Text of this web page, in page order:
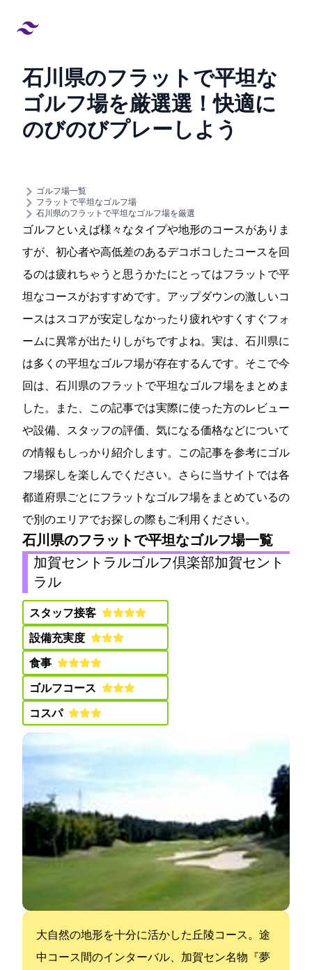
石川県のフラットで平坦な
ゴルフ場を厳選9選！快適に
のびのびプレーしよう
ゴルフ場一覧
フラットで平坦なゴルフ場
石川県のフラットで平坦なゴルフ場を厳選
ゴルフといえば様々なタイプや地形のコースがありま
すが、初心者や高低差のあるデコボコしたコースを回
るのは疲れちゃうと思うかたにとってはフラットで平
坦なコースがおすすめです。アップダウンの激しいコ
ースはスコアが安定しなかったり疲れやすくすぐフォ
ームに異常が出たりしがちですよね。実は、石川県に
は多くの平坦なゴルフ場が存在するんです。そこで今
回は、石川県のフラットで平坦なゴルフ場をまとめま
した。また、この記事では実際に使った方のレビュー
や設備、スタッフの評価、気になる価格などについて
の情報もしっかり紹介します。この記事を参考にゴル
フ場探しを楽しんでください。さらに当サイトでは各
都道府県ごとにフラットなゴルフ場をまとめているの
で別のエリアでお探しの際もご利用ください。
石川県のフラットで平坦なゴルフ場一覧
加賀セントラルゴルフ倶楽部(加賀セント
ラルGC)
スタッフ接客:
設備充実度:
食事:
ゴルフコース:
コスパ:
大自然の地形を十分に活かした丘陵コース。途
中コース間のインターバル、加賀セン名物『夢